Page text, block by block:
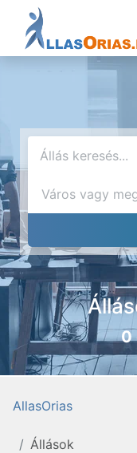
0
AllasOrias
Állások